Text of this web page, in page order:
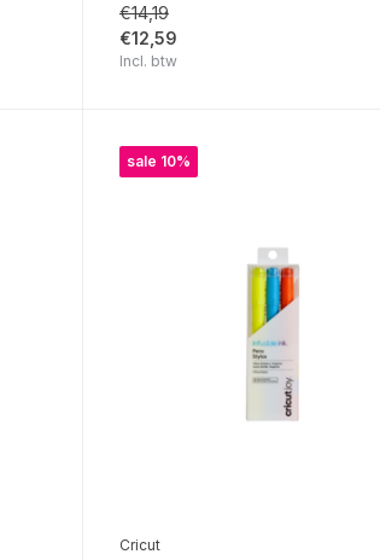
€14,19
€12,59
Incl. btw
sale 10%
Cricut